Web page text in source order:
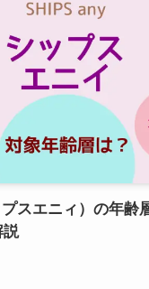
スエニィ）の年齢
説